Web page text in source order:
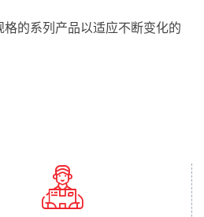
的系列产品以适应不断变化的